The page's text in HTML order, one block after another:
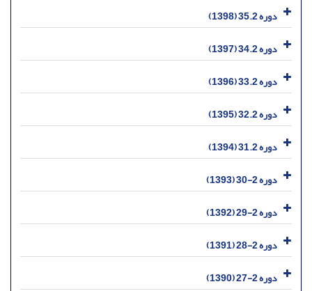
دوره 35.2 (1398)
دوره 34.2 (1397)
دوره 33.2 (1396)
دوره 32.2 (1395)
دوره 31.2 (1394)
دوره 2-30 (1393)
دوره 2-29 (1392)
دوره 2-28 (1391)
دوره 2-27 (1390)